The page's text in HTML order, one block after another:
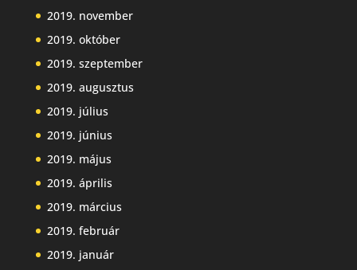
2019. november
2019. október
2019. szeptember
2019. augusztus
2019. július
2019. június
2019. május
2019. április
2019. március
2019. február
2019. január